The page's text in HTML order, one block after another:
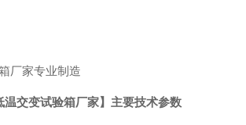
温交变试验箱厂家】 主要技术参数